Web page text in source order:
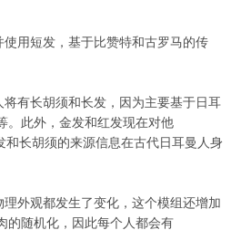
用短发，基于比赞特和古罗马的传
有长胡须和长发，因为主要基于日耳
。此外，金发和红发现在对他
长胡须的来源信息在古代日耳曼人身
外观都发生了变化，这个模组还增加
的随机化，因此每个人都会有